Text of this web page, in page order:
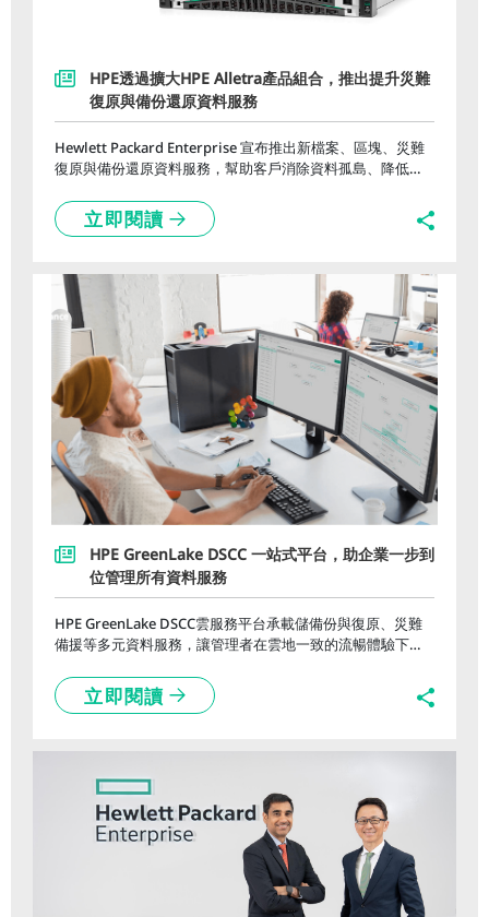
HPE透過擴大HPE Alletra產品組合，推出提升災難
復原與備份還原資料服務
Hewlett Packard Enterprise 宣布推出新檔案、區塊、災難
復原與備份還原資料服務，幫助客戶消除資料孤島、降低成
型工作負載提供了可橫向擴充的企業級效能，而功能更廣泛
的區塊服務，則為關鍵任務儲存提供優異的成本效益。
立即閱讀
HPE GreenLake DSCC 一站式平台，助企業一步到
位管理所有資料服務
HPE GreenLake DSCC雲服務平台承載儲備份與復原、災難
備援等多元資料服務，讓管理者在雲地一致的流暢體驗下，
及備援等關鍵需求。
立即閱讀